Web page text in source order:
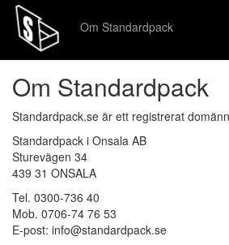
Om Standardpack
Om Standardpack
Standardpack.se är ett registrerat
Standardpack i Onsala AB
Sturevägen 34
439 31 ONSALA
Tel. 0300-736 40
Mob. 0706-74 76 53
E-post: info@standardpack.se